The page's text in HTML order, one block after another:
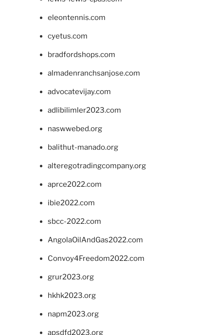
eleontennis.com
cyetus.com
bradfordshops.com
almadenranchsanjose.com
advocatevijay.com
adlibilimler2023.com
naswwebed.org
balithut-manado.org
alteregotradingcompany.org
aprce2022.com
ibie2022.com
sbcc-2022.com
AngolaOilAndGas2022.com
Convoy4Freedom2022.com
grur2023.org
hkhk2023.org
napm2023.org
apsdfd2023.org